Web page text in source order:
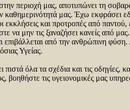
περιοχή μας, αποτυπώνει τη
μας. Έχω εκφράσει
και προτροπές από παντού,
να μην τις ξαναζήσει κανείς από
επιβάλλεται από την ανθρώπινη
Υγείας.
όλα τα σχέδια και τις οδηγίες,
βοηθήστε τις υγειονομικές μας